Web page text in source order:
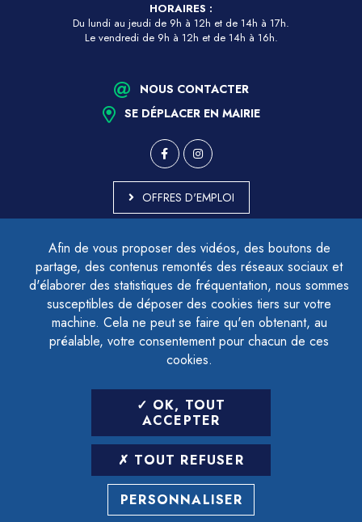
Afin de vous proposer des vidéos, des boutons de
partage, des contenus remontés des réseaux sociaux et
d'élaborer des statistiques de fréquentation, nous sommes
susceptibles de déposer des cookies tiers sur votre
machine. Cela ne peut se faire qu'en obtenant, au
préalable, votre consentement pour chacun de ces
cookies.
OK, TOUT
ACCEPTER
TOUT REFUSER
PERSONNALISER
HORAIRES :
Du lundi au jeudi de 9h à 12h et de 14h à 17h.
Le vendredi de 9h à 12h et de 14h à 16h.
NOUS CONTACTER
SE DÉPLACER EN MAIRIE
OFFRES D'EMPLOI
ACCESSIBILITÉ - PARTIELLEMENT CONFORME
PLAN DU SITE
MENTIONS LÉGALES
CONTACTER LE DÉLÉGUÉ À LA PROTECTION DES DONNÉES
GESTION DES COOKIES
LETTRE D'INFORMATION
SAISIR VOTRE ADRESSE E-MAIL
POUR VOUS INSCRIRE :
ARCHIVES DÉSINSCRIPTION